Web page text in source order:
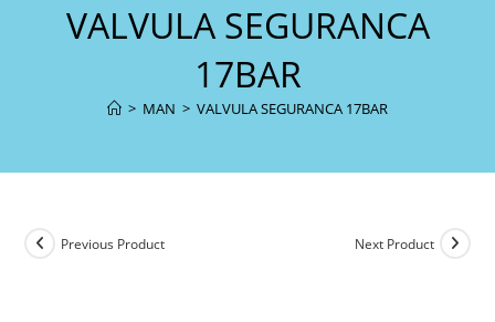
VALVULA SEGURANCA
17BAR
> MAN > VALVULA SEGURANCA 17BAR
Previous Product Next Product